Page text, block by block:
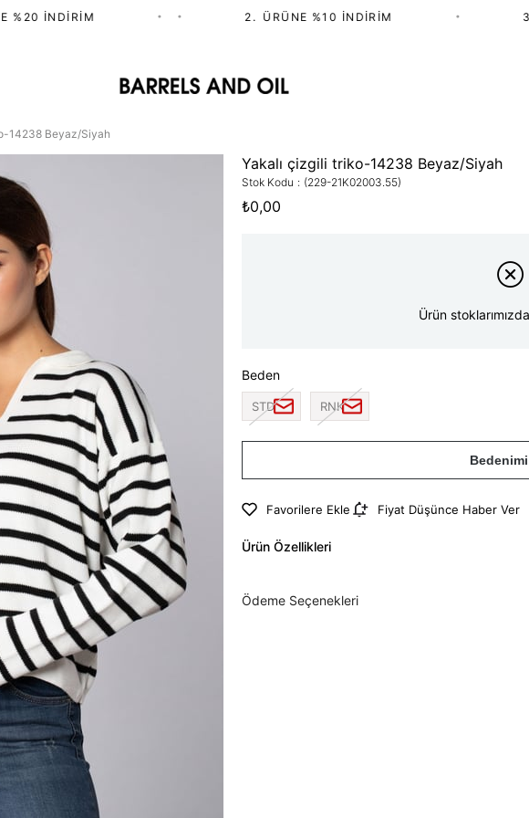
İNDIRIM • 2.⁠ ⁠ÜRÜNE %10 İNDIRIM 3.
14238 Beyaz/Siyah
Yakalı çizgili triko-14238 Beyaz/Siyah
Stok Kodu (229-21K02003.55)
₺0,00
Ürün
Beden
STD RNK
Favorilere Ekle Fiyat Düşünce Haber Ver
Ürün Özellikleri
Ödeme Seçenekleri